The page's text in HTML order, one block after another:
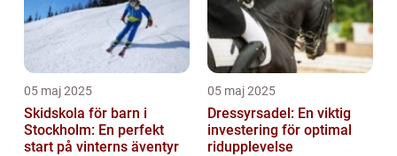
05 maj 2025
Skidskola för barn i
Stockholm: En perfekt
start på vinterns äventyr
05 maj 2025
Dressyrsadel: En viktig
investering för optimal
ridupplevelse